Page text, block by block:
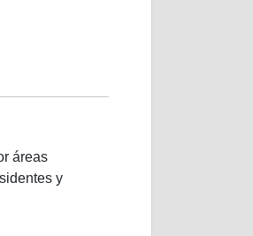
áreas
y